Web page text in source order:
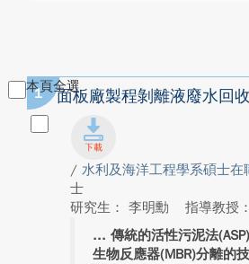
本頁全選
1 面板廠製程剝離液廢水回
/ 水利及海洋工程學系碩士在
士
研究生： 李明勳
指導教授：
傳統的活性污泥法
生物反應器(MBR)分離的